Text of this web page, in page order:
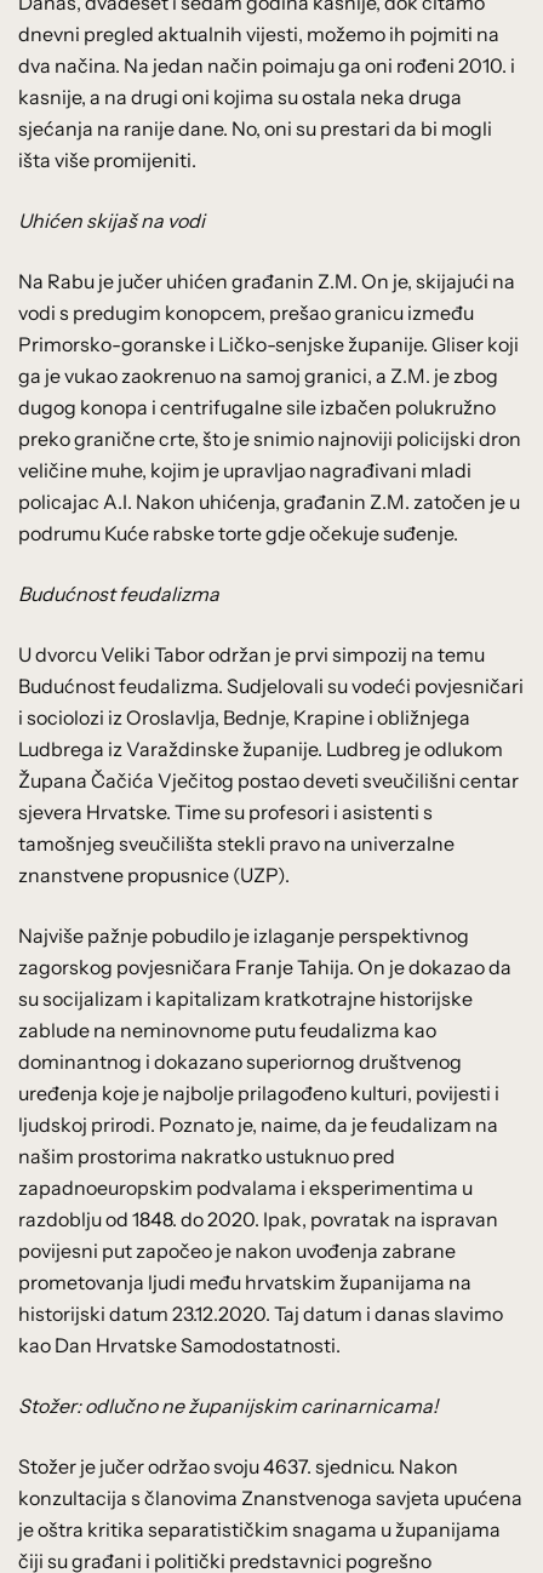
dnevni pregled aktualnih vijesti, možemo ih pojmiti na
dva načina. Na jedan način poimaju ga oni rođeni 2010. i
kasnije, a na drugi oni kojima su ostala neka druga
sjećanja na ranije dane. No, oni su prestari da bi mogli
išta više promijeniti.
Uhićen skijaš na vodi
Na Rabu je jučer uhićen građanin Z.M. On je, skijajući na
vodi s predugim konopcem, prešao granicu između
Primorsko-goranske i Ličko-senjske županije. Gliser koji
ga je vukao zaokrenuo na samoj granici, a Z.M. je zbog
dugog konopa i centrifugalne sile izbačen polukružno
preko granične crte, što je snimio najnoviji policijski dron
veličine muhe, kojim je upravljao nagrađivani mladi
policajac A.I. Nakon uhićenja, građanin Z.M. zatočen je u
podrumu Kuće rabske torte gdje očekuje suđenje.
Budućnost feudalizma
U dvorcu Veliki Tabor održan je prvi simpozij na temu
Budućnost feudalizma. Sudjelovali su vodeći povjesničari
i sociolozi iz Oroslavlja, Bednje, Krapine i obližnjega
Ludbrega iz Varaždinske županije. Ludbreg je odlukom
Župana Čačića Vječitog postao deveti sveučilišni centar
sjevera Hrvatske. Time su profesori i asistenti s
tamošnjeg sveučilišta stekli pravo na univerzalne
znanstvene propusnice (UZP).
Najviše pažnje pobudilo je izlaganje perspektivnog
zagorskog povjesničara Franje Tahija. On je dokazao da
su socijalizam i kapitalizam kratkotrajne historijske
zablude na neminovnome putu feudalizma kao
dominantnog i dokazano superiornog društvenog
uređenja koje je najbolje prilagođeno kulturi, povijesti i
ljudskoj prirodi. Poznato je, naime, da je feudalizam na
našim prostorima nakratko ustuknuo pred
zapadnoeuropskim podvalama i eksperimentima u
razdoblju od 1848. do 2020. Ipak, povratak na ispravan
povijesni put započeo je nakon uvođenja zabrane
prometovanja ljudi među hrvatskim županijama na
historijski datum 23.12.2020. Taj datum i danas slavimo
kao Dan Hrvatske Samodostatnosti.
Stožer: odlučno ne županijskim carinarnicama!
Stožer je jučer održao svoju 4637. sjednicu. Nakon
konzultacija s članovima Znanstvenoga savjeta upućena
je oštra kritika separatističkim snagama u županijama
čiji su građani i politički predstavnici pogrešno